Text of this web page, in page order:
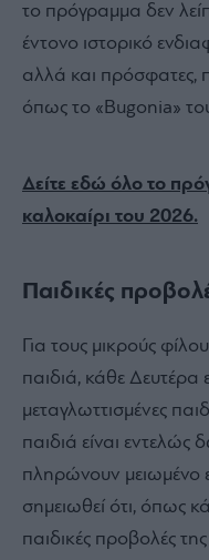
το πρόγραμμα δεν
έντονο ιστορικό
αλλά και πρόσφατες,
όπως το «Bugonia»
Δείτε εδώ όλο το
καλοκαίρι του 2026.
Παιδικές
Για τους μικρούς
παιδιά, κάθε Δευτέρα
μεταγλωττισμένες
παιδιά είναι εντελώς
πληρώνουν μειωμένο
σημειωθεί ότι, όπως
παιδικές προβολές